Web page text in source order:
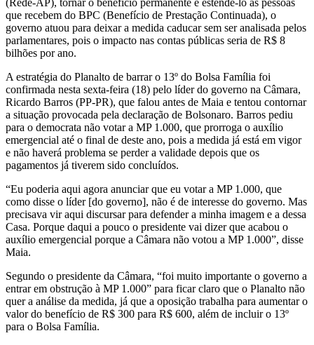
que recebem do BPC (Benefício de Prestação Continuada), o
governo atuou para deixar a medida caducar sem ser analisada pelos
parlamentares, pois o impacto nas contas públicas seria de R$ 8
bilhões por ano.
A estratégia do Planalto de barrar o 13º do Bolsa Família foi
confirmada nesta sexta-feira (18) pelo líder do governo na Câmara,
Ricardo Barros (PP-PR), que falou antes de Maia e tentou contornar
a situação provocada pela declaração de Bolsonaro. Barros pediu
para o democrata não votar a MP 1.000, que prorroga o auxílio
emergencial até o final de deste ano, pois a medida já está em vigor
e não haverá problema se perder a validade depois que os
pagamentos já tiverem sido concluídos.
“Eu poderia aqui agora anunciar que eu votar a MP 1.000, que
como disse o líder [do governo], não é de interesse do governo. Mas
precisava vir aqui discursar para defender a minha imagem e a dessa
Casa. Porque daqui a pouco o presidente vai dizer que acabou o
auxílio emergencial porque a Câmara não votou a MP 1.000”, disse
Maia.
Segundo o presidente da Câmara, “foi muito importante o governo a
entrar em obstrução à MP 1.000” para ficar claro que o Planalto não
quer a análise da medida, já que a oposição trabalha para aumentar o
valor do benefício de R$ 300 para R$ 600, além de incluir o 13º
para o Bolsa Família.